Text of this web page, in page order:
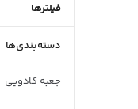
فیلترها
دسته‌بندی‌ها
جعبه کادویی